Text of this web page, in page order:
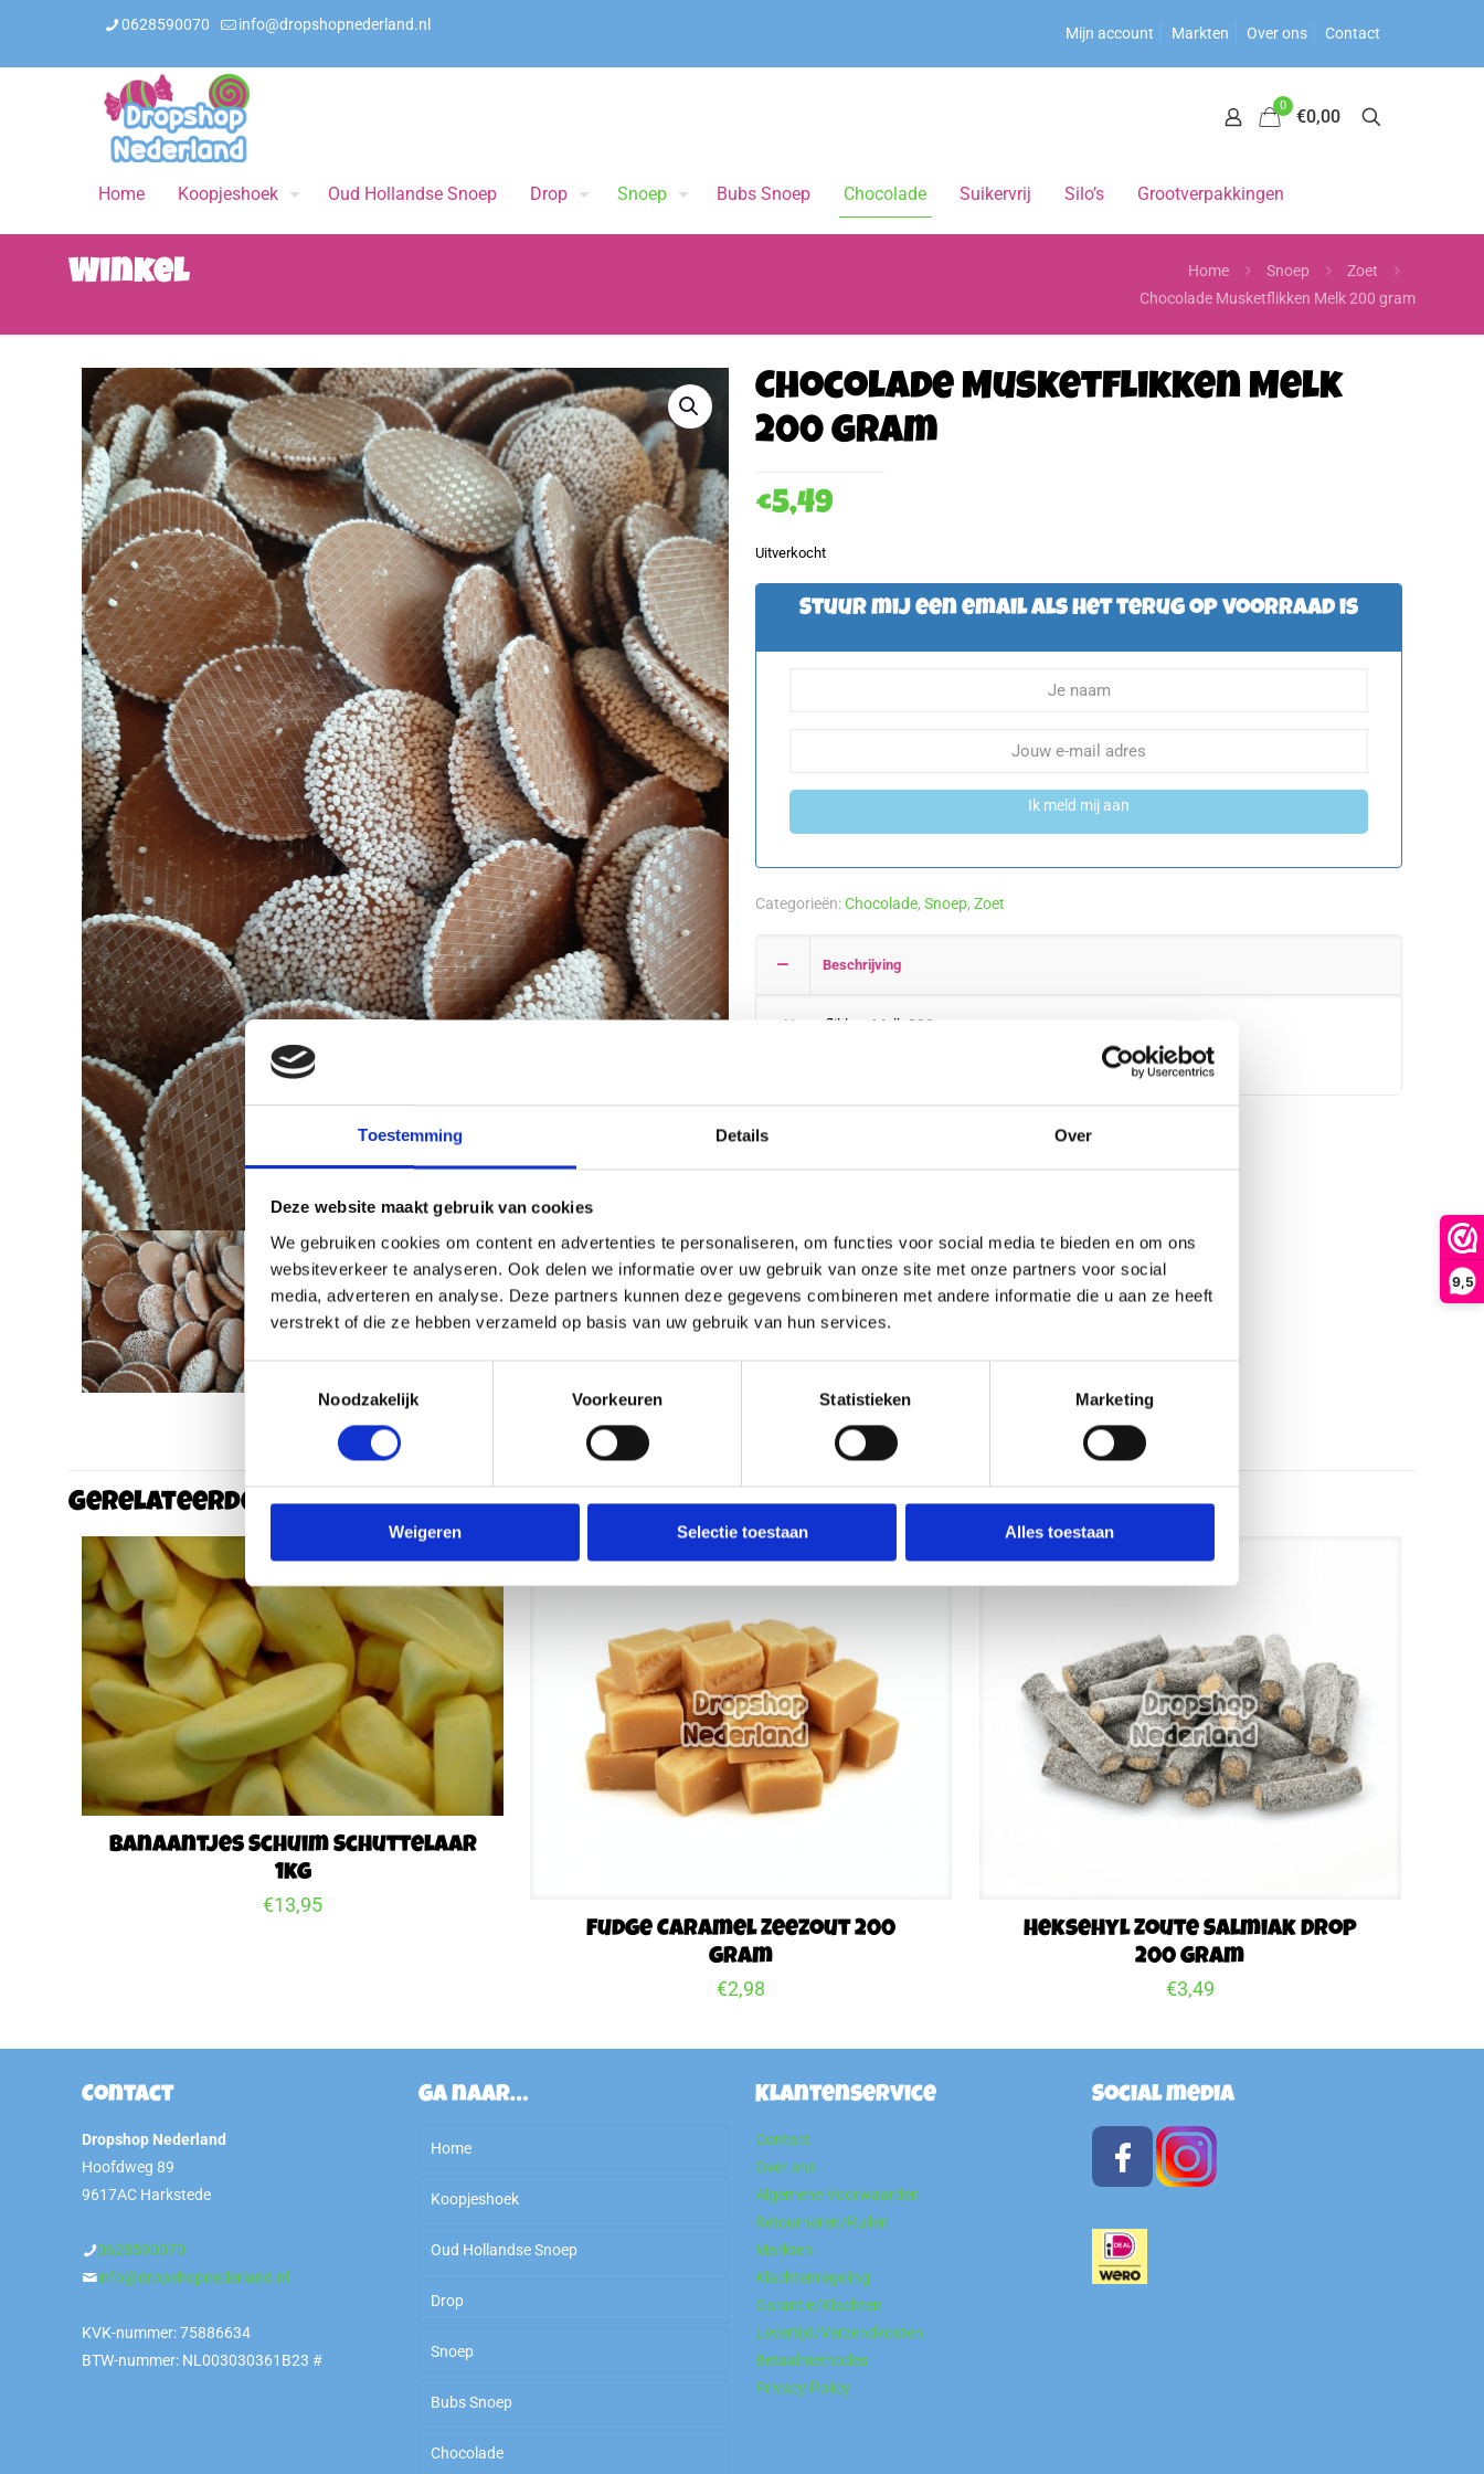
9,5
Toestemming Details Over
Deze website maakt gebruik van cookies
We gebruiken cookies om content en advertenties te personaliseren, om functies voor social media te bieden en om ons
websiteverkeer te analyseren. Ook delen we informatie over uw gebruik van onze site met onze partners voor social
media, adverteren en analyse. Deze partners kunnen deze gegevens combineren met andere informatie die u aan ze heeft
verstrekt of die ze hebben verzameld op basis van uw gebruik van hun services.
Noodzakelijk
Voorkeuren Statistieken Marketing
Weigeren Selectie toestaan Alles toestaan
0628590070 info@dropshopnederland.nl Mijn account Markten Over ons Contact
0
€0,00
Home Koopjeshoek Oud Hollandse Snoep Drop Snoep Bubs Snoep Chocolade Suikervrij Silo’s Grootverpakkingen
Winkel Home Snoep
Zoet
Chocolade Musketflikken Melk 200 gram
Chocolade Musketflikken Melk
200 gram
€5,49
Uitverkocht
Stuur mij een email als het terug op voorraad is
Ik meld mij aan
Categorieën:Chocolade, Snoep, Zoet
Beschrijving
Herenflikken Melk 200 gram
Gerelateerde producten
Banaantjes Schuim Schuttelaar
1kg
€13,95
Fudge Caramel Zeezout 200
gram
€2,98
Heksehyl Zoute Salmiak Drop
200 gram
€3,49
Contact
Dropshop Nederland
Hoofdweg 89
9617AC Harkstede
0628590070
info@dropshopnederland.nl
KVK-nummer: 75886634
BTW-nummer: NL003030361B23 #
Ga naar…
Home
Koopjeshoek
Sale
OP=OP
Kiloknallers
To Good To Go
Oud Hollandse Snoep
Drop
Zoet
Zout
Arabische Gom
Snoep
Amerikaans Snoep
Zoet
Bubs Snoep
Chocolade
Klantenservice
Contact
Over ons
Algemene Voorwaarden
Retourneren/Ruilen
Markten
Klachtenregeling
Garantie/Klachten
Levertijd/Verzendkosten
Betaalmethodes
Privacy Policy
Social media